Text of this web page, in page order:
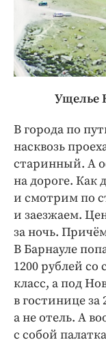
Ущелье
В города по
насквозь
старинный. А
на дороге. Как
и смотрим по
и заезжаем.
за ночь.
В Барнауле
1200 рублей
класс, а под
в гостинице
а не отель. А
с собой